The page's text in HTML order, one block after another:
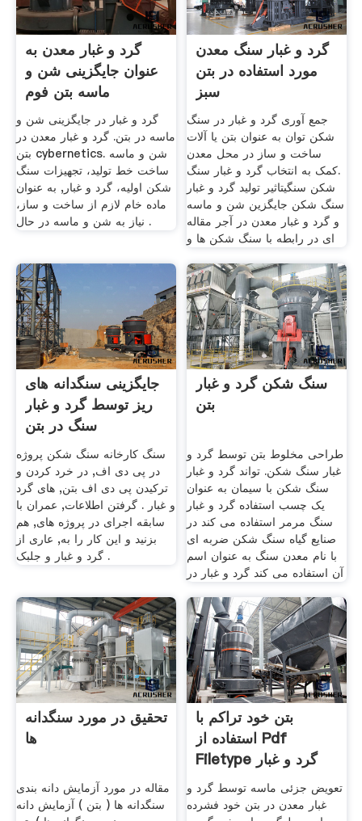
گرد و غبار معدن به
عنوان جایگزینی شن و
ماسه بتن فوم
گرد و غبار در جایگزینی شن و
ماسه در بتن. گرد و غبار معدن در
بتن cybernetics. شن و ماسه
ساخت خط تولید، تجهیزات سنگ
شکن اولیه، گرد و غبار, به عنوان
ماده خام لازم از ساخت و ساز،
نیاز به شن و ماسه در حال .
گرد و غبار سنگ معدن
مورد استفاده در بتن
سبز
جمع آوری گرد و غبار در سنگ
شکن توان به عنوان بتن یا آلات
ساخت و ساز در محل معدن
.کمک به انتخاب گرد و غبار سنگ
شکن سنگیتاثیر تولید گرد و غبار
سنگ شکن جایگزین شن و ماسه
و گرد و غبار معدن در آجر مقاله
ای در رابطه با سنگ شکن ها و
جایگزینی سنگدانه های
ریز توسط گرد و غبار
سنگ در بتن
سنگ کارخانه سنگ شکن پروژه
در پی دی اف, در خرد کردن و
ترکیدن پی دی اف بتن, های گرد
و غبار . گرفتن اطلاعات, عمران با
سابقه اجرای در پروژه های, هم
بزنید و این کار را به, عاری از
گرد و غبار و جلبک .
سنگ شکن گرد و غبار
بتن
طراحی مخلوط بتن توسط گرد و
غبار سنگ شکن. تواند گرد و غبار
سنگ شکن با سیمان به عنوان
یک چسب استفاده گرد و غبار
سنگ مرمر استفاده می کند در
صنایع گیاه سنگ شکن ضربه ای
با نام معدن سنگ به عنوان اسم
آن استفاده می کند گرد و غبار در
تحقیق در مورد سنگدانه
ها
مقاله در مورد آزمایش دانه بندی
سنگدانه ها ( بتن ) آزمايش دانه
بتن خود تراکم با
استفاده از Pdf
Filetype گرد و غبار
معدن
تعویض جزئی ماسه توسط گرد و
غبار معدن در بتن خود فشرده